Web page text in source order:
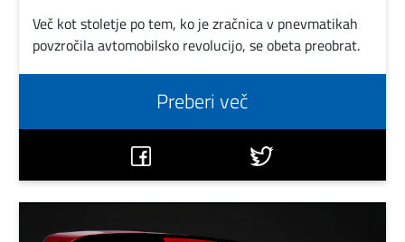
Več kot stoletje po tem, ko je zračnica v pnevmatikah
povzročila avtomobilsko revolucijo, se obeta preobrat.
Preberi več